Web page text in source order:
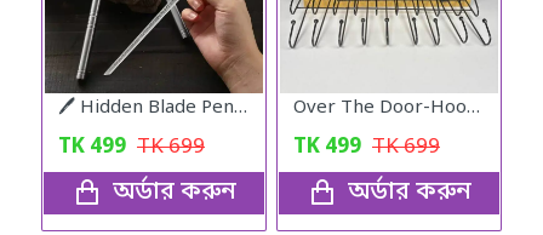
🖊️ Hidden Blade Pen – Self Defense Tactical Tool
TK 499 TK699
অর্ডার করুন
Over The Door-Hook Hanger
TK 499 TK699
অর্ডার করুন